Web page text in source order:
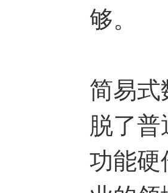
够。
简易式
脱了
功能硬